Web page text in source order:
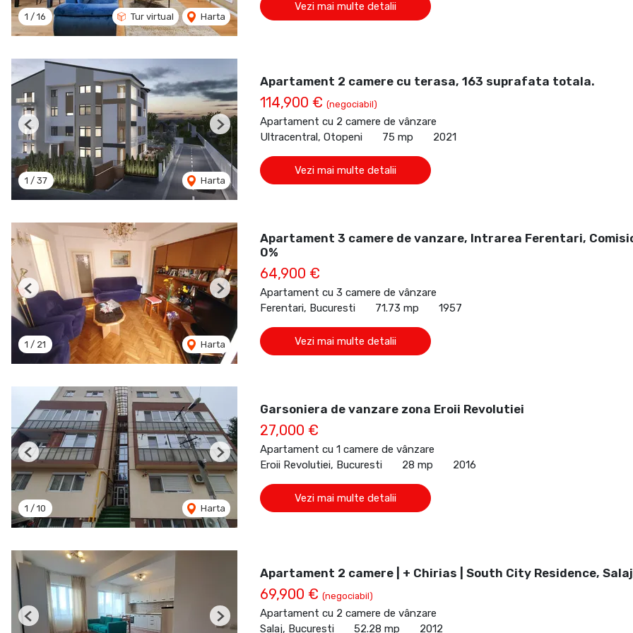
1 / 16 Tur virtual Harta
Vezi mai multe detalii
1 / 37 Harta
Previous Next
Apartament 2 camere cu terasa, 163 suprafata totala.
114,900 € (negociabil)
Apartament cu 2 camere de vânzare
Ultracentral, Otopeni
75 mp 2021
Vezi mai multe detalii
1 / 21 Harta
Previous Next
Apartament 3 camere de vanzare, Intrarea Ferentari,
0%
64,900 €
Apartament cu 3 camere de vânzare
Ferentari, Bucuresti
71.73 mp 1957
Vezi mai multe detalii
1 / 10 Harta
Previous Next
Garsoniera de vanzare zona Eroii Revolutiei
27,000 €
Apartament cu 1 camere de vânzare
Eroii Revolutiei, Bucuresti
28 mp 2016
Vezi mai multe detalii
Previous Next
Apartament 2 camere | + Chirias | South City Residence, Salaj
69,900 € (negociabil)
Apartament cu 2 camere de vânzare
Salaj, Bucuresti
52.28 mp 2012